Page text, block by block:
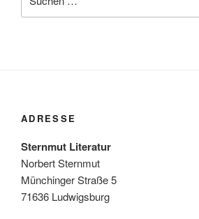
nach:
ADRESSE
Sternmut Literatur
Norbert Sternmut
Münchinger Straße 5
71636 Ludwigsburg